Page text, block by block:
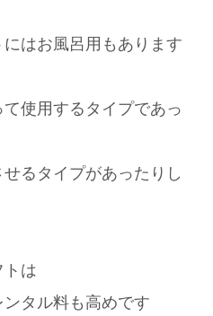
はお風呂用もあります
使用するタイプであっ
るタイプがあったりし
トは
タル料も高めです